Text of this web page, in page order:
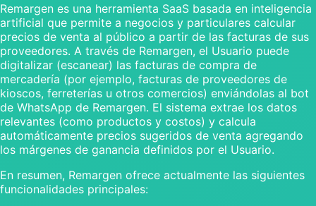
Remargen es una herramienta SaaS basada en inteligencia
artificial que permite a negocios y particulares calcular
precios de venta al público a partir de las facturas de sus
proveedores. A través de Remargen, el Usuario puede
digitalizar (escanear) las facturas de compra de
mercadería (por ejemplo, facturas de proveedores de
kioscos, ferreterías u otros comercios) enviándolas al bot
de WhatsApp de Remargen. El sistema extrae los datos
relevantes (como productos y costos) y calcula
automáticamente precios sugeridos de venta agregando
los márgenes de ganancia definidos por el Usuario.
En resumen, Remargen ofrece actualmente las siguientes
funcionalidades principales: